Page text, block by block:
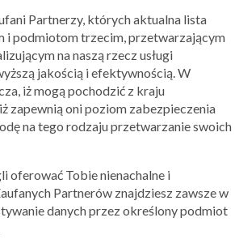
Partnerzy, których aktualna lista
i podmiotom trzecim, przetwarzającym
na naszą rzecz usługi
jakością i efektywnością. W
iż mogą pochodzić z kraju
zapewnią oni poziom zabezpieczenia
na tego rodzaju przetwarzanie swoich
oferować Tobie nienachalne i
Partnerów znajdziesz zawsze w
danych przez określony podmiot